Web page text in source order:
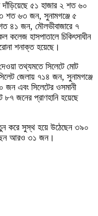
দাঁড়িয়েছে ৫১ হাজার ২ শত ৬০
৩ শত ৬৩ জন, সুনামগঞ্জে ৫
৪১ জন, মৌলভীবাজারে ৭
হাসপাতালে চিকিৎসাধীন
শনাক্ত হয়েছে।
তথ্যমতে সিলেটে মোট
জেলায় ৭১৪ জন, সুনামগঞ্জে
এবং সিলেটের ওসমানী
৮৭ জনের প্রাণহানি হয়েছে
করে সুস্থ হয়ে উঠেছেন ৩৯০
আরও ৩১ জন।